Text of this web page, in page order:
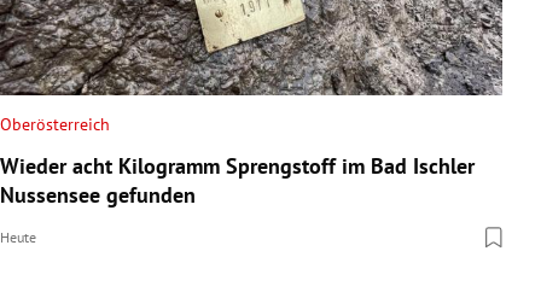
Oberösterreich
Wieder acht Kilogramm Sprengstoff im Bad Ischler
Nussensee gefunden
Heute